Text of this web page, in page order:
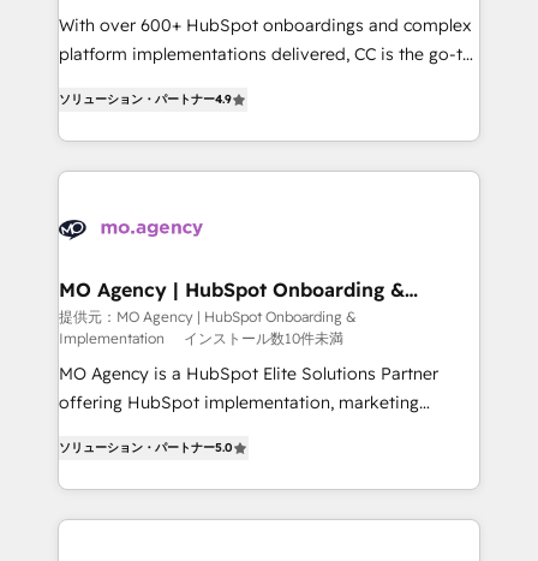
supported over 500 organisations with HubSpot
implementation, optimisation, training, and
methodology will ensure that you receive the best
deployment experience possible. Whether you are
new to HubSpot or seeking to turn around a poor
expertise to deliver the solutions you need.
With over 600+ HubSpot onboardings and complex
platform implementations delivered, CC is the go-to
migrate, replatform, and scale smarter. We specialize
in high-impact CRM and CMS migrations and
onboarding from platforms like Salesforce, NetSuite,
WordPress and legacy CRMs, turning fragmented
architectures that accelerate revenue operations and
performance. - Multi-object CRM migration, cleanup,
and implementation. - Pre-built and custom
integrations across your full tech stack. - Custom
object setup, CMS builds, and full-funnel automation.
nurturing sequences. - Cross-hub setup across
Marketing, Sales, Operations, and Service Hubs. -
Ongoing optimization, managed support, and
ソリューション・パートナー4.9
MO Agency | HubSpot Onboarding &
Implementation
提供元：MO Agency | HubSpot Onboarding &
Implementation
インストール数10件未満
MO Agency is a HubSpot Elite Solutions Partner
offering HubSpot implementation, marketing
paid media, content marketing, AEO and GEO (AI
search optimisation), and HubSpot Content Hub and
WordPress development. We work with enterprise
ソリューション・パートナー5.0